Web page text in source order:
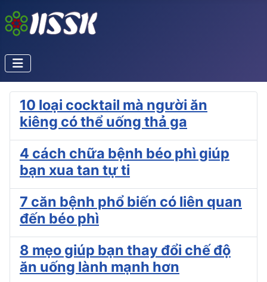
10 loại cocktail mà người ăn
kiêng có thể uống thả ga
4 cách chữa bệnh béo phì giúp
bạn xua tan tự ti
7 căn bệnh phổ biến có liên quan
đến béo phì
8 mẹo giúp bạn thay đổi chế độ
ăn uống lành mạnh hơn